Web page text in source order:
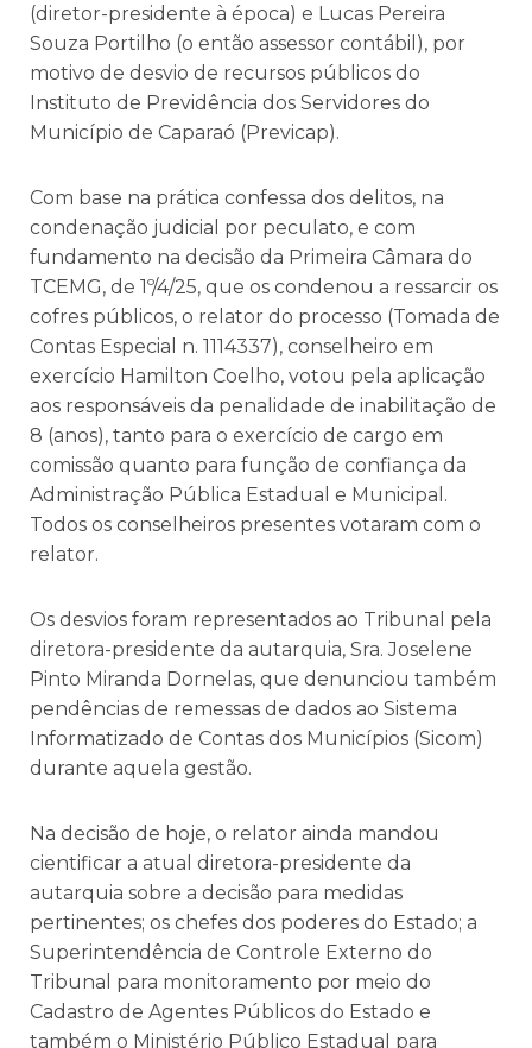
(diretor-presidente à época) e Lucas Pereira
Souza Portilho (o então assessor contábil), por
motivo de desvio de recursos públicos do
Instituto de Previdência dos Servidores do
Município de Caparaó (Previcap).
Com base na prática confessa dos delitos, na
condenação judicial por peculato, e com
fundamento na decisão da Primeira Câmara do
TCEMG, de 1º/4/25, que os condenou a ressarcir os
cofres públicos, o relator do processo (Tomada de
Contas Especial n. 1114337), conselheiro em
exercício Hamilton Coelho, votou pela aplicação
aos responsáveis da penalidade de inabilitação de
8 (anos), tanto para o exercício de cargo em
comissão quanto para função de confiança da
Administração Pública Estadual e Municipal.
Todos os conselheiros presentes votaram com o
relator.
Os desvios foram representados ao Tribunal pela
diretora-presidente da autarquia, Sra. Joselene
Pinto Miranda Dornelas, que denunciou também
pendências de remessas de dados ao Sistema
Informatizado de Contas dos Municípios (Sicom)
durante aquela gestão.
Na decisão de hoje, o relator ainda mandou
cientificar a atual diretora-presidente da
autarquia sobre a decisão para medidas
pertinentes; os chefes dos poderes do Estado; a
Superintendência de Controle Externo do
Tribunal para monitoramento por meio do
Cadastro de Agentes Públicos do Estado e
também o Ministério Público Estadual para